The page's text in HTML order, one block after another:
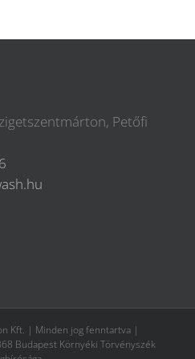
Petőfi
Kft. | Minden jog fenntartva |
Budapest Környéki Törvényszék